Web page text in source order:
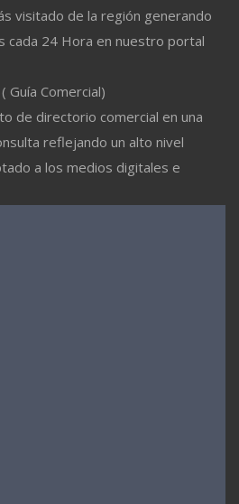
visitado de la región generando
cada 24 Hora en nuestro portal
Guía Comercial)
de directorio comercial en una
reflejando un alto nivel
a los medios digitales e